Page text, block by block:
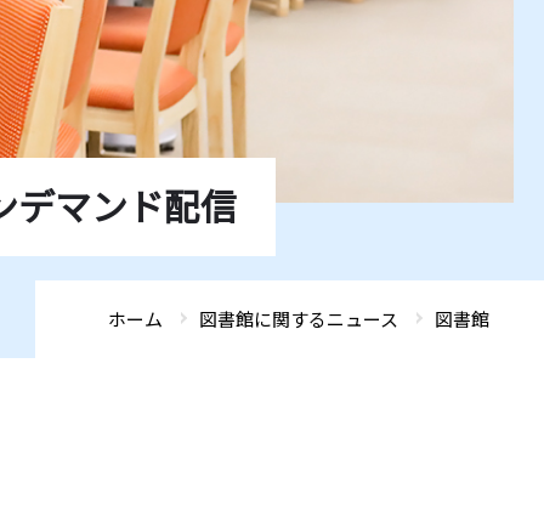
デマンド配信
ホーム 図書館に関するニュース 図書館